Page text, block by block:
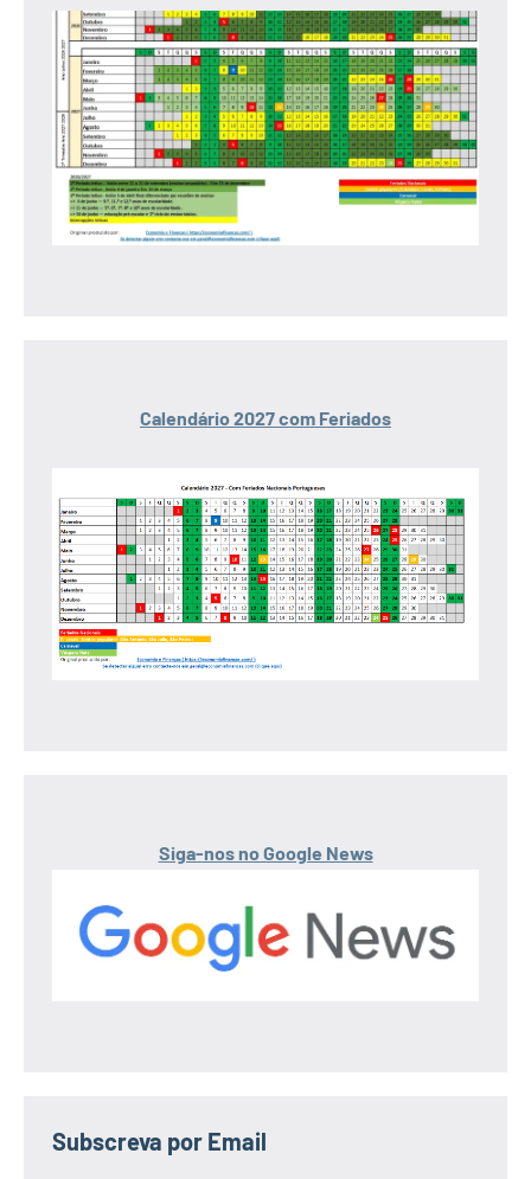
Calendário 2027 com Feriados
Siga-nos no Google News
Subscreva por Email